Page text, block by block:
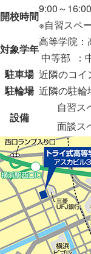
開校時間
9:00～
※自習スペ
対象学年
高等学院：
中等部 ：
駐車場 近隣のコイ
駐輪場 近隣の駐輪
設備
自習ス
面談ス